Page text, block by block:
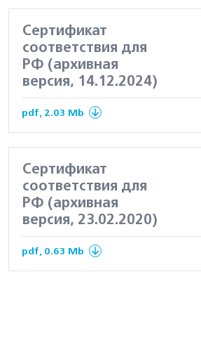
Сертификат
соответствия для
РФ (архивная
версия, 14.12.2024)
pdf, 2.03 Mb
Сертификат
соответствия для
РФ (архивная
версия, 23.02.2020)
pdf, 0.63 Mb